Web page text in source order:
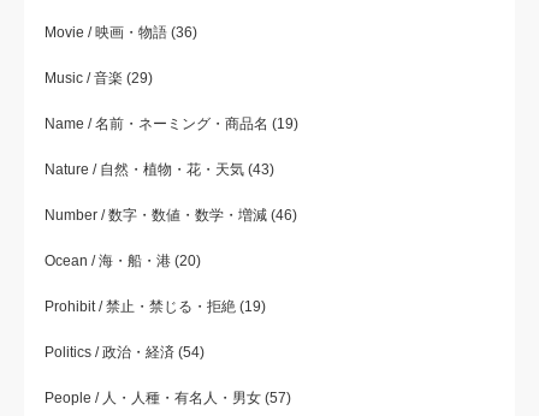
Movie / 映画・物語 (36)
Music / 音楽 (29)
Name / 名前・ネーミング・商品名 (19)
Nature / 自然・植物・花・天気 (43)
Number / 数字・数値・数学・増減 (46)
Ocean / 海・船・港 (20)
Prohibit / 禁止・禁じる・拒絶 (19)
Politics / 政治・経済 (54)
People / 人・人種・有名人・男女 (57)